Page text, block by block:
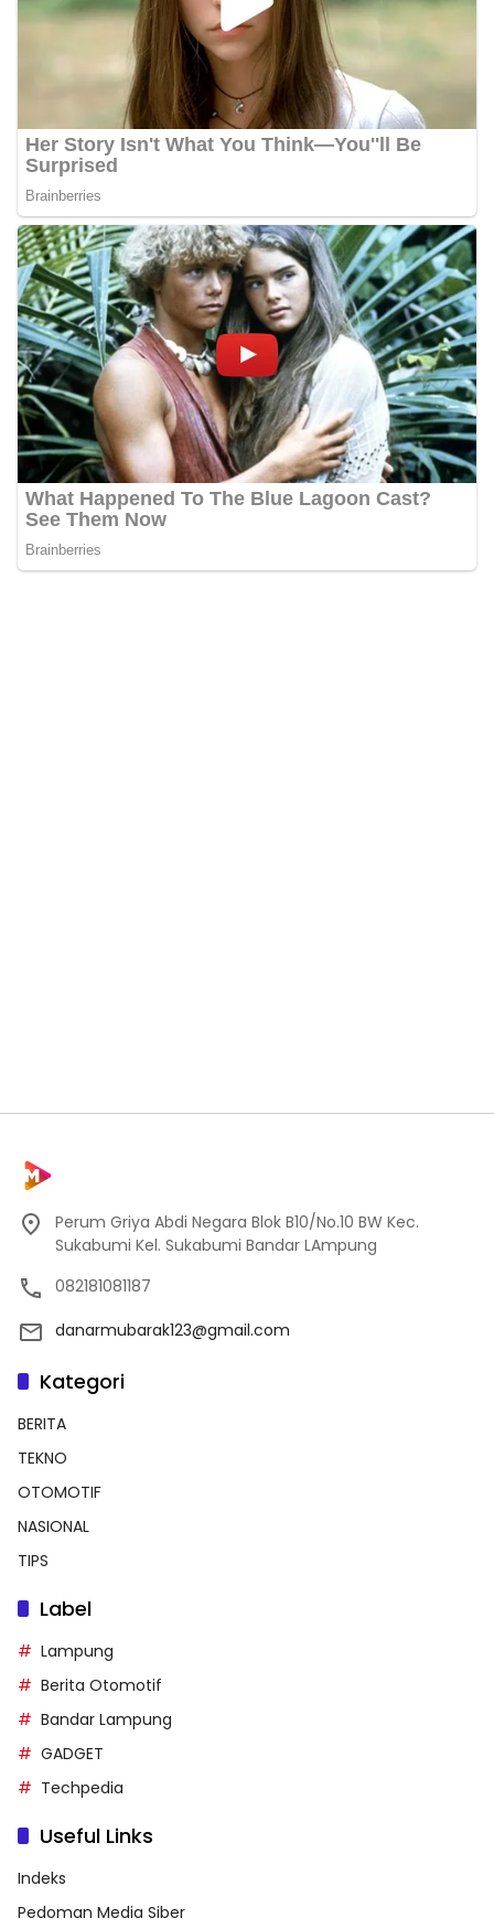
Perum Griya Abdi Negara Blok B10/No.10 BW Kec.
Sukabumi Kel. Sukabumi Bandar LAmpung
082181081187
danarmubarak123@gmail.com
Kategori
BERITA
TEKNO
OTOMOTIF
NASIONAL
TIPS
Label
Lampung
Berita Otomotif
Bandar Lampung
GADGET
Techpedia
Useful Links
Indeks
Pedoman Media Siber